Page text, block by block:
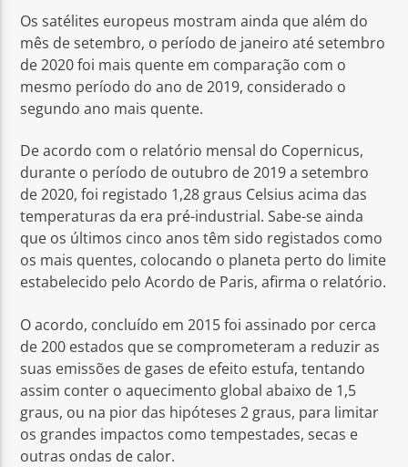
Os satélites europeus mostram ainda que além do
mês de setembro, o período de janeiro até setembro
de 2020 foi mais quente em comparação com o
mesmo período do ano de 2019, considerado o
segundo ano mais quente.
De acordo com o relatório mensal do Copernicus,
durante o período de outubro de 2019 a setembro
de 2020, foi registado 1,28 graus Celsius acima das
temperaturas da era pré-industrial. Sabe-se ainda
que os últimos cinco anos têm sido registados como
os mais quentes, colocando o planeta perto do limite
estabelecido pelo Acordo de Paris, afirma o relatório.
O acordo, concluído em 2015 foi assinado por cerca
de 200 estados que se comprometeram a reduzir as
suas emissões de gases de efeito estufa, tentando
assim conter o aquecimento global abaixo de 1,5
graus, ou na pior das hipóteses 2 graus, para limitar
os grandes impactos como tempestades, secas e
outras ondas de calor.